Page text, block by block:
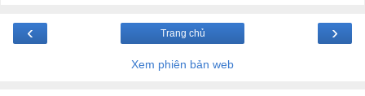
‹ ›
Trang chủ
Xem phiên bản web